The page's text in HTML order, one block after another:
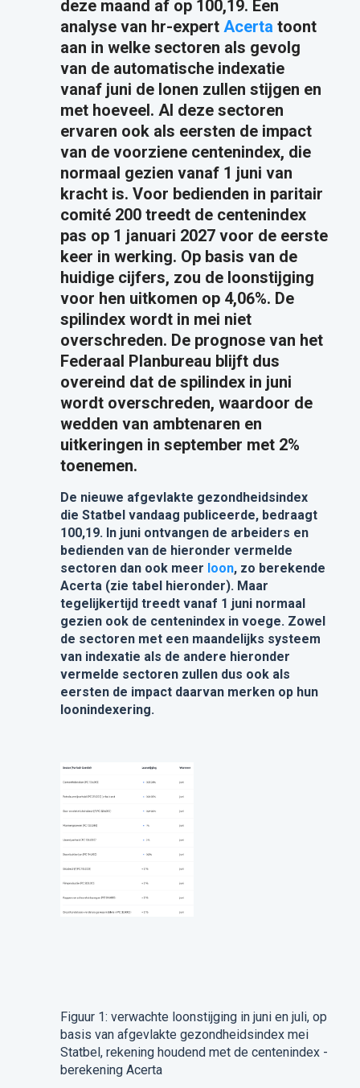
deze maand af op 100,19. Een
analyse van hr-expert Acerta toont
aan in welke sectoren als gevolg
van de automatische indexatie
vanaf juni de lonen zullen stijgen en
met hoeveel. Al deze sectoren
ervaren ook als eersten de impact
van de voorziene centenindex, die
normaal gezien vanaf 1 juni van
kracht is. Voor bedienden in paritair
comité 200 treedt de centenindex
pas op 1 januari 2027 voor de eerste
keer in werking. Op basis van de
huidige cijfers, zou de loonstijging
voor hen uitkomen op 4,06%. De
spilindex wordt in mei niet
overschreden. De prognose van het
Federaal Planbureau blijft dus
overeind dat de spilindex in juni
wordt overschreden, waardoor de
wedden van ambtenaren en
uitkeringen in september met 2%
toenemen.
De nieuwe afgevlakte gezondheidsindex
die Statbel vandaag publiceerde, bedraagt
100,19. In juni ontvangen de arbeiders en
bedienden van de hieronder vermelde
sectoren dan ook meer loon, zo berekende
Acerta (zie tabel hieronder). Maar
tegelijkertijd treedt vanaf 1 juni normaal
gezien ook de centenindex in voege. Zowel
de sectoren met een maandelijks systeem
van indexatie als de andere hieronder
vermelde sectoren zullen dus ook als
eersten de impact daarvan merken op hun
loonindexering.
Figuur 1: verwachte loonstijging in juni en juli, op
basis van afgevlakte gezondheidsindex mei
Statbel, rekening houdend met de centenindex -
berekening Acerta